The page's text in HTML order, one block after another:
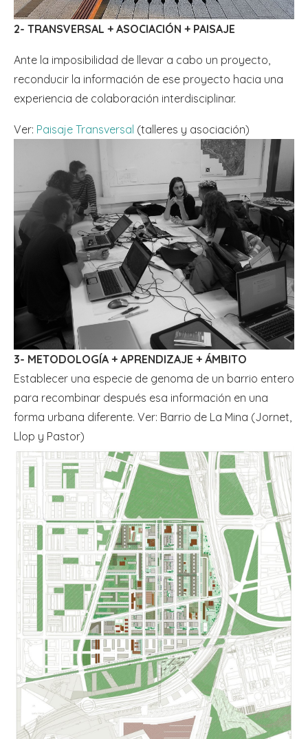
2- TRANSVERSAL + ASOCIACIÓN + PAISAJE
Ante la imposibilidad de llevar a cabo un proyecto,
reconducir la información de ese proyecto hacia una
experiencia de colaboración interdisciplinar.
Ver: Paisaje Transversal (talleres y asociación)
3- METODOLOGÍA + APRENDIZAJE + ÁMBITO
Establecer una especie de genoma de un barrio entero
para recombinar después esa información en una
forma urbana diferente. Ver: Barrio de La Mina (Jornet,
Llop y Pastor)